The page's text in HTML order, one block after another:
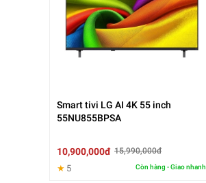
Smart tivi LG AI 4K 55 inch
55NU855BPSA
10,900,000đ 15,990,000đ
★ 5 Còn hàng - Giao nhanh